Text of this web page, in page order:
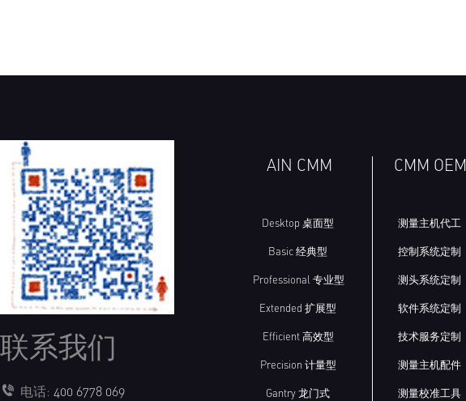
联系我们
电话: 400 6778 069
AIN CMM
Desktop 桌面型
Basic 经典型
Professional 专业型
Extended 扩展型
Efficient 高效型
Precision 计量型
Gantry 龙门式
CMM OEM
测量主机代工
控制系统定制
测头系统定制
软件系统定制
技术服务定制
测量主机配件
测量校准工具